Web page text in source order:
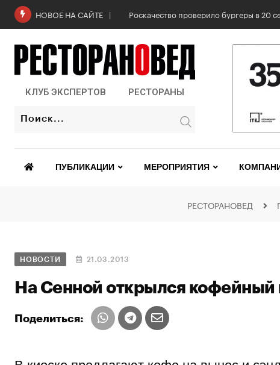
НОВОЕ НА САЙТЕ Роскачество проверило бургеры в 20
КЛУБ ЭКСПЕРТОВ РЕСТОРАНЫ
ПУБЛИКАЦИИ МЕРОПРИЯТИЯ
РЕСТОРАНОВЕД
НОВОСТИ 21.03.2013
На Сенной открылся кофейный
Поделиться: